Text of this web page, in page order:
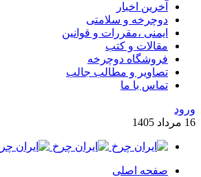
آخرین اخبار
دوچرخه و سلامتی
ایمنی ،مقررات و قوانین
مقالات و کتب
فروشگاه دوچرخه
تصاویر و مطالب جالب
تماس با ما
ورود
16 مرداد 1405
صفحه اصلی